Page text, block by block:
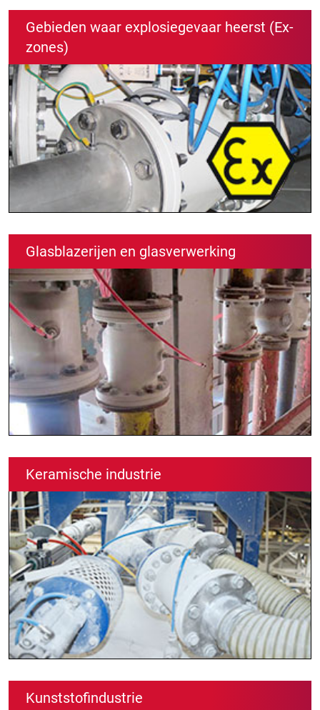
Gebieden waar explosiegevaar heerst (Ex-
zones)
Glasblazerijen en glasverwerking
Keramische industrie
Kunststofindustrie